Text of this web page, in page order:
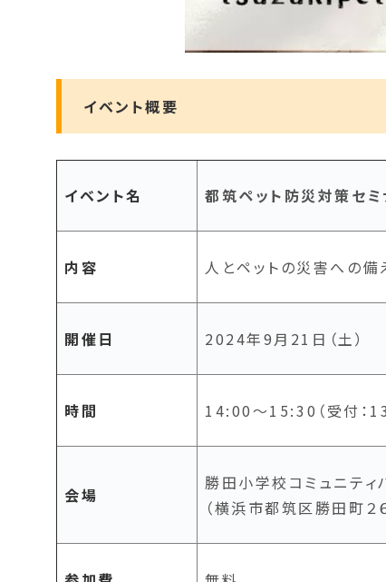
イベント概要
イベント名 都筑ペット防災対策セミ
内容 人とペットの災害への
開催日 2024年9月21日（土）
時間 14:00～15:30（受付：
会場
勝田小学校コミュニティ
（横浜市都筑区勝田町２６